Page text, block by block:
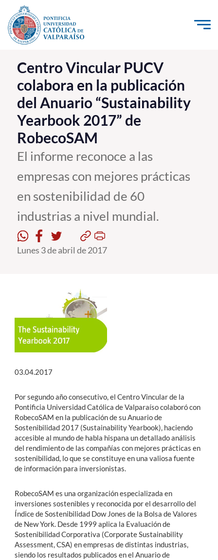
Click acá para ir directamente al contenido
La Universidad
Investigación, Creación e Innovación
PUCV Internacional
Vinculación con el Medio
Admisión
Pregrado
Postgrado
Formación Continua
Estudiantes
English
Centro Vincular PUCV
colabora en la publicación
del Anuario “Sustainability
Yearbook 2017” de
RobecoSAM
El informe reconoce a las
empresas con mejores prácticas
en sostenibilidad de 60
industrias a nivel mundial.
Lunes 3 de abril de 2017
03.04.2017
Por segundo año consecutivo, el Centro Vincular de la
Pontificia Universidad Católica de Valparaíso colaboró con
RobecoSAM en la publicación de su Anuario de
Sostenibilidad 2017 (Sustainability Yearbook), haciendo
accesible al mundo de habla hispana un detallado análisis
del rendimiento de las compañías con mejores prácticas en
sostenibilidad, lo que se constituye en una valiosa fuente
de información para inversionistas.
RobecoSAM es una organización especializada en
inversiones sostenibles y reconocida por el desarrollo del
Índice de Sostenibilidad Dow Jones de la Bolsa de Valores
de New York. Desde 1999 aplica la Evaluación de
Sostenibilidad Corporativa (Corporate Sustainability
Assessment, CSA) en empresas de distintas industrias,
siendo los resultados publicados en el Anuario de